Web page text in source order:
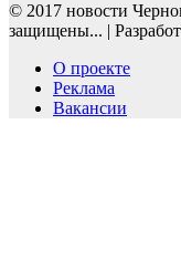
© 2017 новости
защищены... |
О проекте
Реклама
Вакансии